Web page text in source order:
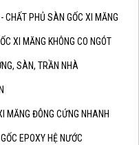
CHẤT PHỦ SÀN GỐC XI MĂNG
XI MĂNG KHÔNG CO NGÓT
SÀN, TRẦN NHÀ
MĂNG ĐÔNG CỨNG NHANH
EPOXY HỆ NƯỚC